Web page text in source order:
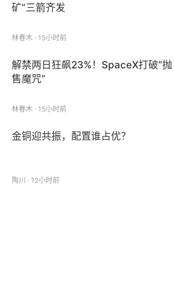
矿”三箭齐发
林春木 · 15小时前
解禁两日狂飙23%！SpaceX打破“抛
售魔咒”
林春木 · 15小时前
金铜迎共振，配置谁占优？
陶川 · 12小时前